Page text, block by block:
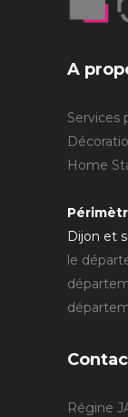
A
Services
Home
Dijon et
le
Régine